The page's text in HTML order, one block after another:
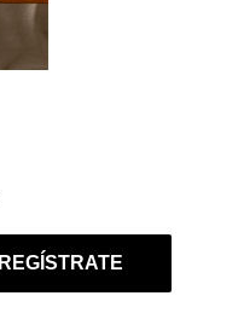
REGÍSTRATE